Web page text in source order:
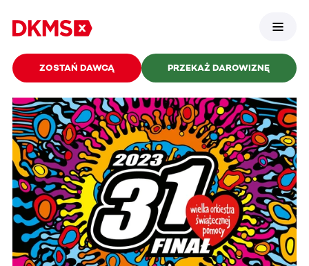
ZOSTAŃ DAWCĄ PRZEKAŻ DAROWIZNĘ